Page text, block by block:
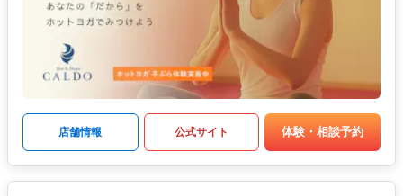
店舗情報 公式サイト 体験・相談予約